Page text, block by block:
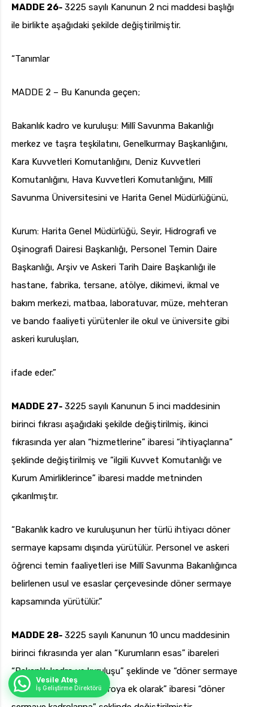
MADDE 26- 3225 sayılı Kanunun 2 nci maddesi başlığı
ile birlikte aşağıdaki şekilde değiştirilmiştir.
“Tanımlar
MADDE 2 – Bu Kanunda geçen;
Bakanlık kadro ve kuruluşu: Millî Savunma Bakanlığı
merkez ve taşra teşkilatını, Genelkurmay Başkanlığını,
Kara Kuvvetleri Komutanlığını, Deniz Kuvvetleri
Komutanlığını, Hava Kuvvetleri Komutanlığını, Millî
Savunma Üniversitesini ve Harita Genel Müdürlüğünü,
Kurum: Harita Genel Müdürlüğü, Seyir, Hidrografi ve
Oşinografi Dairesi Başkanlığı, Personel Temin Daire
Başkanlığı, Arşiv ve Askeri Tarih Daire Başkanlığı ile
hastane, fabrika, tersane, atölye, dikimevi, ikmal ve
bakım merkezi, matbaa, laboratuvar, müze, mehteran
ve bando faaliyeti yürütenler ile okul ve üniversite gibi
askeri kuruluşları,
ifade eder.”
MADDE 27- 3225 sayılı Kanunun 5 inci maddesinin
birinci fıkrası aşağıdaki şekilde değiştirilmiş, ikinci
fıkrasında yer alan “hizmetlerine” ibaresi “ihtiyaçlarına”
şeklinde değiştirilmiş ve “ilgili Kuvvet Komutanlığı ve
Kurum Amirliklerince” ibaresi madde metninden
çıkarılmıştır.
“Bakanlık kadro ve kuruluşunun her türlü ihtiyacı döner
sermaye kapsamı dışında yürütülür. Personel ve askeri
öğrenci temin faaliyetleri ise Millî Savunma Bakanlığınca
belirlenen usul ve esaslar çerçevesinde döner sermaye
kapsamında yürütülür.”
MADDE 28- 3225 sayılı Kanunun 10 uncu maddesinin
birinci fıkrasında yer alan “Kurumların esas” ibareleri
“Bakanlık kadro ve kuruluşu” şeklinde ve “döner sermaye
çalışmaları için esas kadroya ek olarak” ibaresi “döner
Vesile Ateş
İş Geliştirme Direktörü